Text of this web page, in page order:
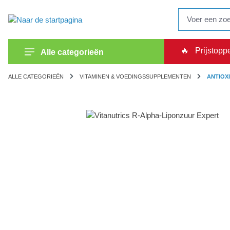
Alle categorieën 🔥
ALLE CATEGORIEËN VITAMINEN & VOEDINGSSUPPLEMENTEN
Afbeeldingengalerij overslaan